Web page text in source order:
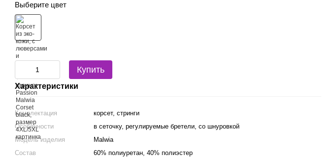
Выберите цвет
Купить
Характеристики
Комплектация
корсет, стринги
Особенности
в сеточку, регулируемые бретели, со шнуровкой
Модель изделия
Malwia
Состав
60% полиуретан, 40% полиэстер